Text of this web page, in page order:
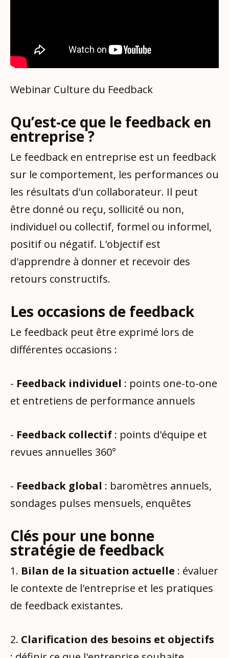
Webinar Culture du Feedback
Qu’est-ce que le feedback en
entreprise ?
Le feedback en entreprise est un feedback
sur le comportement, les performances ou
les résultats d'un collaborateur. Il peut
être donné ou reçu, sollicité ou non,
individuel ou collectif, formel ou informel,
positif ou négatif. L'objectif est
d'apprendre à donner et recevoir des
retours constructifs.
Les occasions de feedback
Le feedback peut être exprimé lors de
différentes occasions :
- Feedback individuel : points one-to-one
et entretiens de performance annuels
- Feedback collectif : points d'équipe et
revues annuelles 360°
- Feedback global : baromètres annuels,
sondages pulses mensuels, enquêtes
Clés pour une bonne
stratégie de feedback
1. Bilan de la situation actuelle : évaluer
le contexte de l'entreprise et les pratiques
de feedback existantes.
2. Clarification des besoins et objectifs